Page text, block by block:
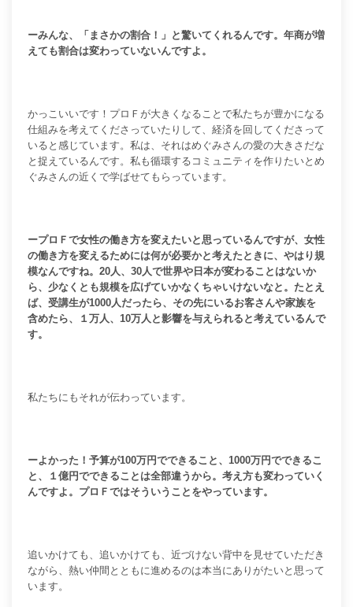
ーみんな、「まさかの割合！」と驚いてくれるんです。年商が増
えても割合は変わっていないんですよ。
かっこいいです！ プロＦが大きくなることで私たちが豊かになる
仕組みを考えてくださっていたりして、経済を回してくださって
いると感じています。私は、それはめぐみさんの愛の大きさだな
と捉えているんです。私も循環するコミュニティを作りたいとめ
ぐみさんの近くで学ばせてもらっています。
ープロＦで女性の働き方を変えたいと思っているんですが、女性
の働き方を変えるためには何が必要かと考えたときに、やはり規
模なんですね。20人、30人で世界や日本が変わることはないか
ら、少なくとも規模を広げていかなくちゃいけないなと。たとえ
ば、受講生が1000人だったら、その先にいるお客さんや家族を
含めたら、１万人、10万人と影響を与えられると考えているんで
す。
私たちにもそれが伝わっています。
ーよかった！予算が100万円でできること、1000万円でできるこ
と、１億円でできることは全部違うから。考え方も変わっていく
んですよ。プロＦではそういうことをやっています。
追いかけても、追いかけても、近づけない背中を見せていただき
ながら、熱い仲間とともに進めるのは本当にありがたいと思って
います。